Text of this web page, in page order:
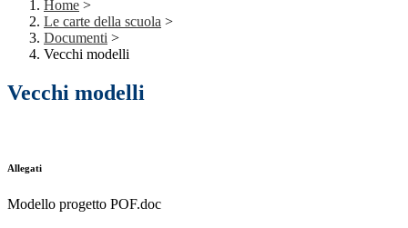
Home >
Le carte della scuola >
Documenti >
Vecchi modelli
Vecchi modelli
Allegati
Modello progetto POF.doc